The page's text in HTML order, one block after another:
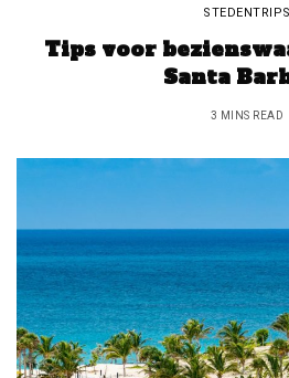
STEDENTRIPS
Tips voor
Santa
3 MINS READ